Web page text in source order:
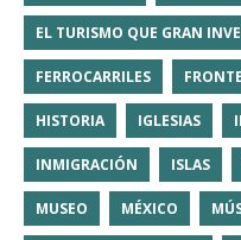
EL TURISMO QUE GRAN
FERROCARRILES
HISTORIA IGLESIAS
INMIGRACIÓN ISLAS
MUSEO MÉXICO